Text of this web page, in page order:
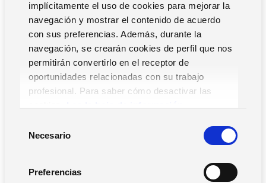
implícitamente el uso de cookies para mejorar la
navegación y mostrar el contenido de acuerdo
con sus preferencias. Además, durante la
navegación, se crearán cookies de perfil que nos
permitirán convertirlo en el receptor de
oportunidades relacionadas con su trabajo
profesional. Para saber cómo desactivar las
Necesario
Preferencias
vacaciones
saber en todo momento quién está en la empresa
recopilar los informes de gastos.
¡Y todo ello a través de una simple aplicación!
¡Visita el sitio web dedicado y activa la prueba